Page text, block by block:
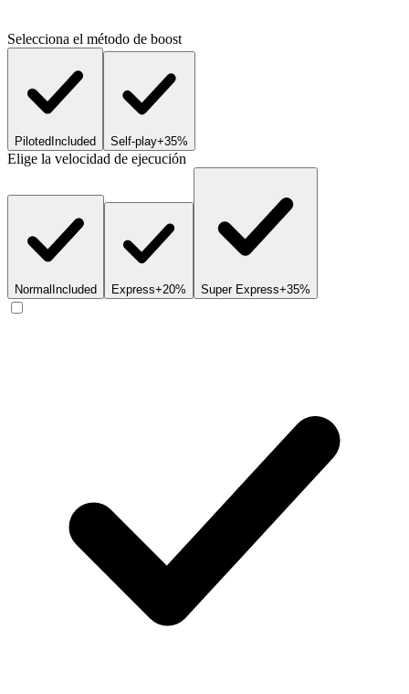
Selecciona el método de boost
Piloted Included Self-play+35%
Elige la velocidad de ejecución
Normal Included Express+20% Super Express+35%